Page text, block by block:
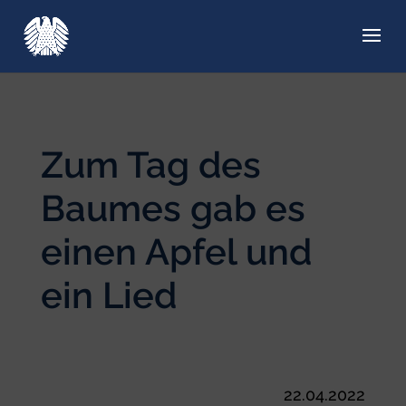
Zum Tag des
Baumes gab es
einen Apfel und
ein Lied
22.04.2022